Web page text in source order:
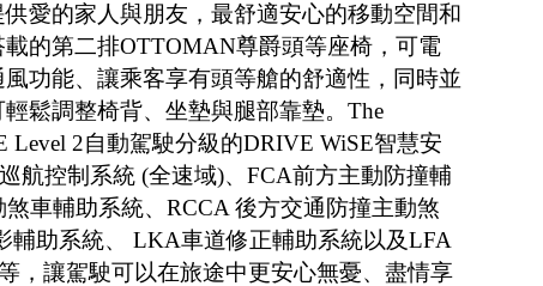
供愛的家人與朋友，最舒適安心的移動空間和
載的第二排OTTOMAN尊爵頭等座椅，可電
功能、讓乘客享有頭等艙的舒適性，同時並
鬆調整椅背、坐墊與腿部靠墊。The
Level 2自動駕駛分級的DRIVE WiSE智慧安
航控制系統 (全速域)、FCA前方主動防撞輔
車輔助系統、RCCA 後方交通防撞主動煞
輔助系統、 LKA車道修正輔助系統以及LFA
，讓駕駛可以在旅途中更安心無憂、盡情享